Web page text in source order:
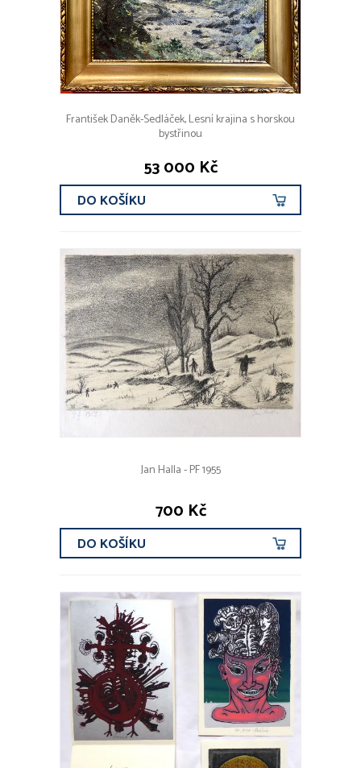
František Daněk-Sedláček, Lesní krajina s horskou
bystřinou
53 000 Kč
DO KOŠÍKU
Jan Halla - PF 1955
700 Kč
DO KOŠÍKU